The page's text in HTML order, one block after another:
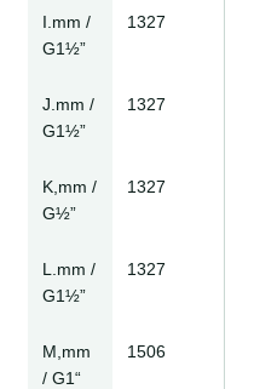
I.mm /
G1½”
1327
J.mm /
G1½”
1327
K,mm /
G½”
1327
L.mm /
G1½”
1327
M,mm
/ G1“
1506